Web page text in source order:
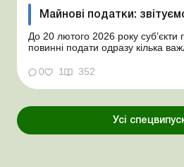
Майнові податки:
До 20 лютого 2026 року суб’єкти
повинні подати одразу кілька
транспортного податку. Це
господарювання, який має у
земельні ділянки, нерухоме
0 1 352
Усі